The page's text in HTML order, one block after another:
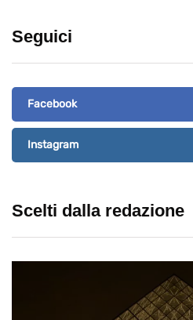
Seguici
Facebook
Instagram
Scelti dalla redazione